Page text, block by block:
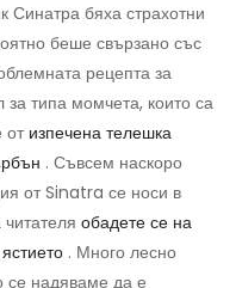
бяха страхотни
беше свързано със
рецепта за
типа момчета, които са
от изпечена телешка
. Съвсем наскоро
от Sinatra се носи в
обадете се на
. Много лесно
надяваме да е